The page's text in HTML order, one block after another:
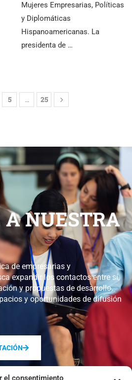
el consentimiento
Mujeres Empresarias, Políticas
y Diplomáticas
Hispanoamericanas. La
presidenta de …
5 … 25
NUESTRA
de empresarias y
expandir los contactos entre sí,
y propuestas de desarrollo,
y oportunidades de difusión